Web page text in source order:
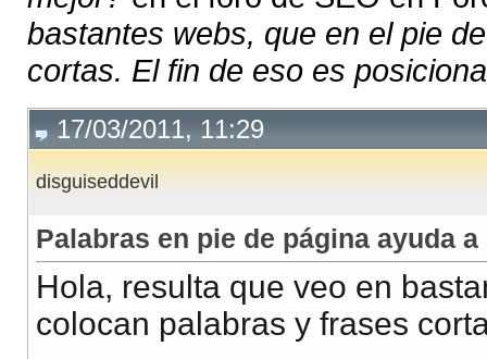
bastantes webs, que en el pie
cortas. El fin de eso es
17/03/2011, 11:29
disguiseddevil
Palabras en pie de página ayuda
Hola, resulta que veo en
colocan palabras y frases